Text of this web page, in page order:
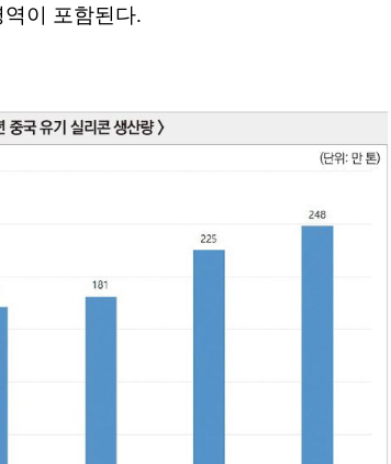
이 포함된다.